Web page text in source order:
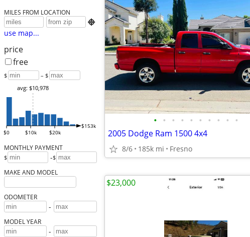
MILES FROM LOCATION

use map...
price
free
$ – $
$0 $10k $20k
$153k
avg: $10,978
MONTHLY PAYMENT
$ -$
MAKE AND MODEL
ODOMETER
-
MODEL YEAR
-
• • • • • • • • • •
2005 Dodge Ram 1500 4x4
8/6 185k mi Fresno
$23,000